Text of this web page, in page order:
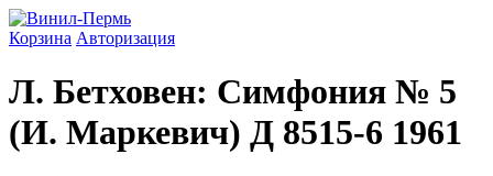
Корзина Авторизация
Л. Бетховен: Симфония № 5
(И. Маркевич) Д 8515-6 1961